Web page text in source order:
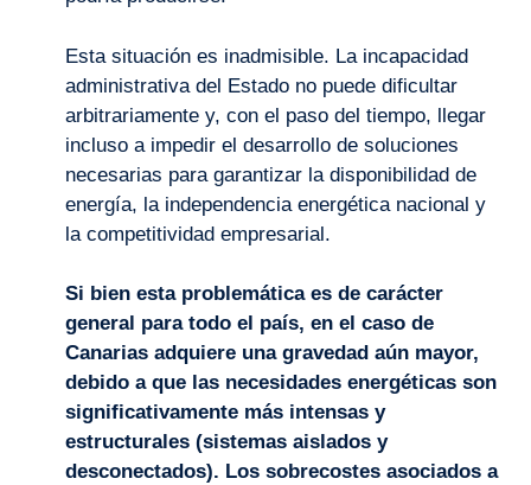
Esta situación es inadmisible. La incapacidad
administrativa del Estado no puede dificultar
arbitrariamente y, con el paso del tiempo, llegar
incluso a impedir el desarrollo de soluciones
necesarias para garantizar la disponibilidad de
energía, la independencia energética nacional y
la competitividad empresarial.
Si bien esta problemática es de carácter
general para todo el país, en el caso de
Canarias adquiere una gravedad aún mayor,
debido a que las necesidades energéticas son
significativamente más intensas y
estructurales (sistemas aislados y
desconectados). Los sobrecostes asociados a